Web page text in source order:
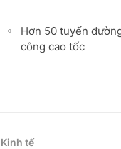
Hơn 50 tuyến
công cao tốc
Kinh tế